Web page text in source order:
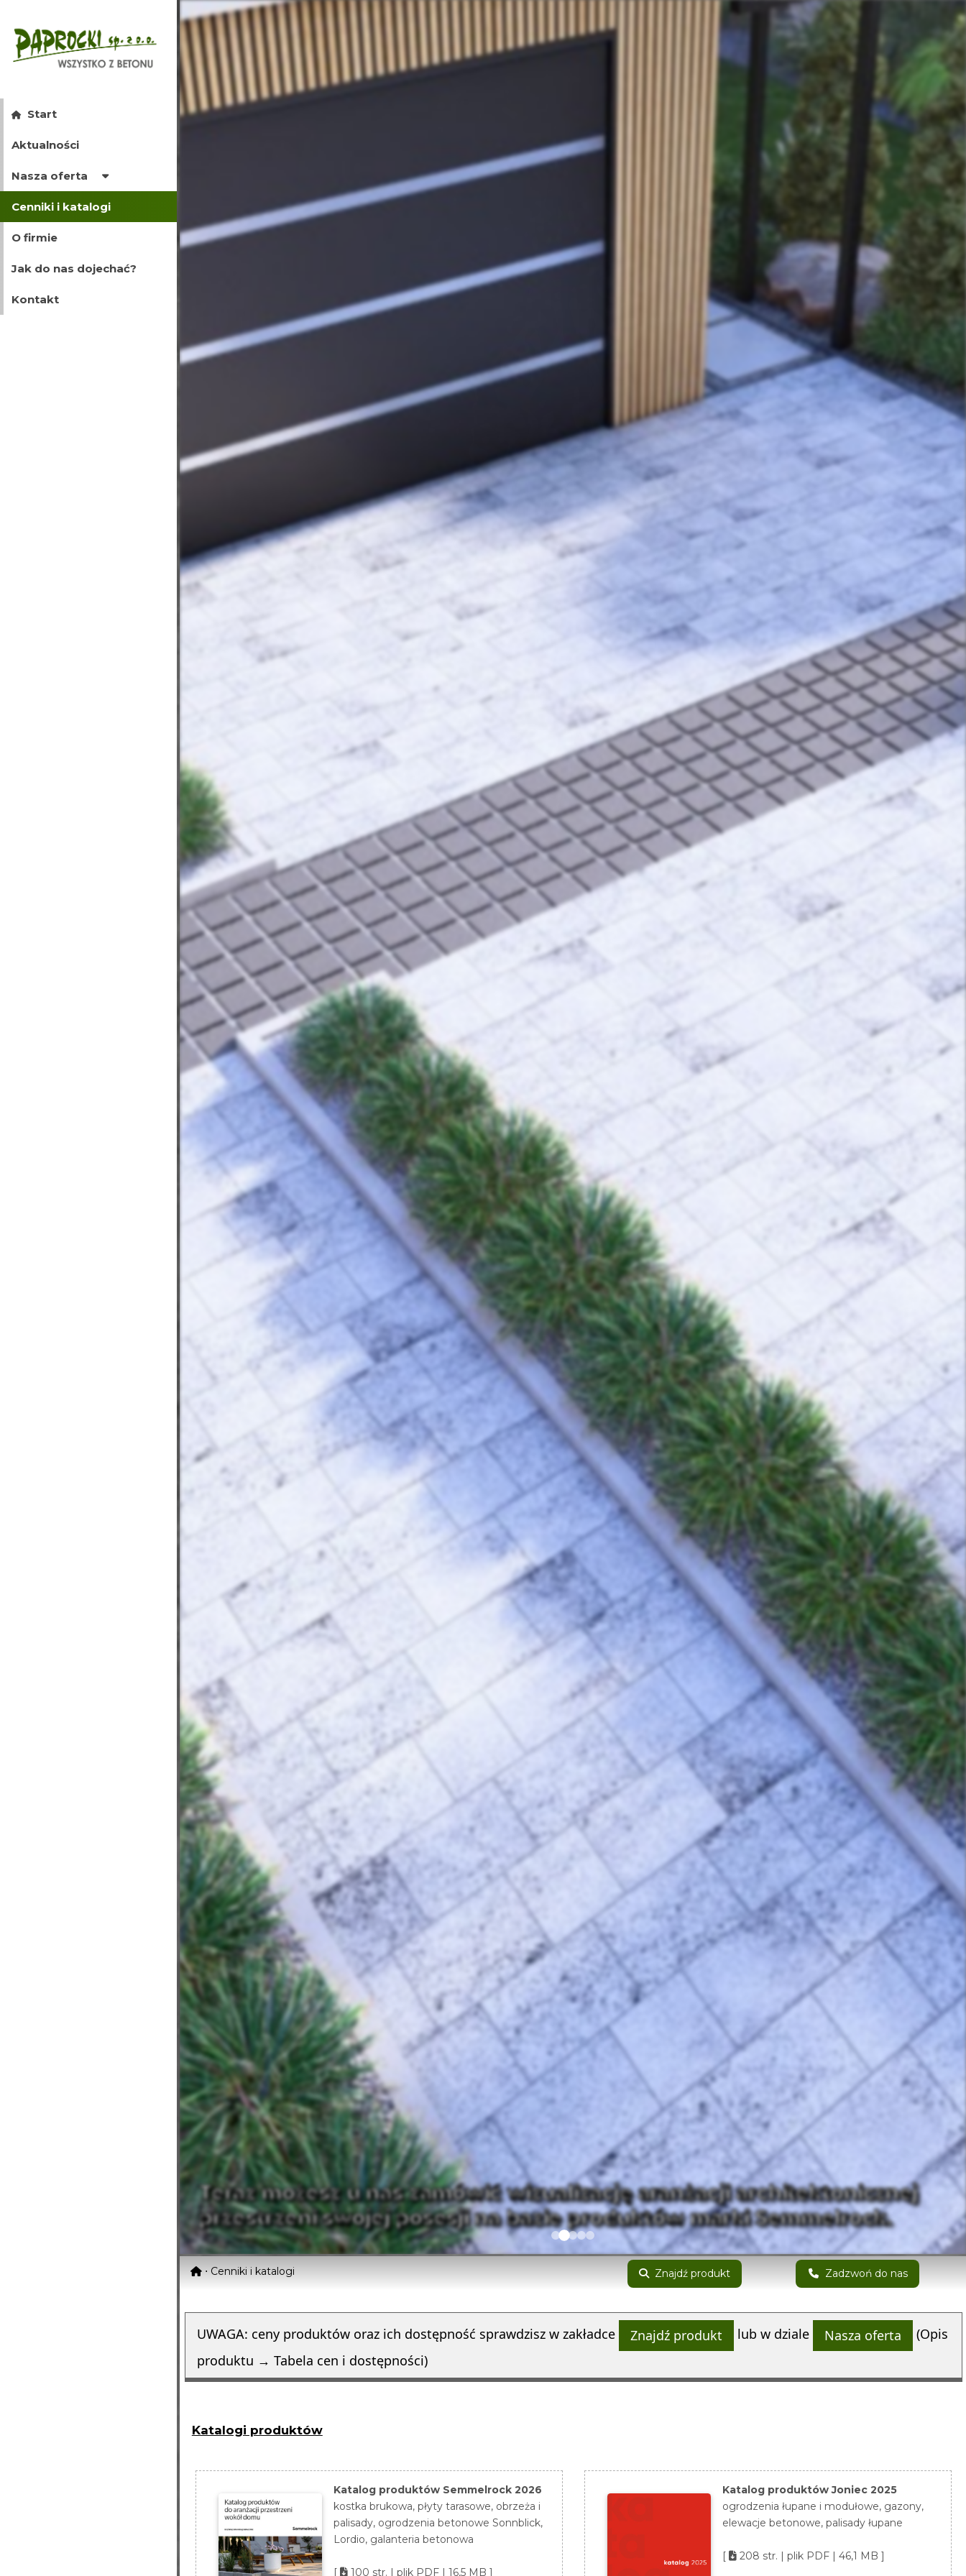
Start
Aktualności
Nasza oferta
Cenniki i katalogi
O firmie
Jak do nas dojechać?
Kontakt
Teraz możesz u nas zamówić wizualizację aranżacji architektonicznej
przestrzeni swojej posesji na bazie produktów marki Semmelrock.
⋅ Cenniki i katalogi Znajdź produkt Zadzwoń do nas
UWAGA: ceny produktów oraz ich dostępność sprawdzisz w zakładce Znajdź produkt lub w dziale Nasza oferta
(Opis
produktu → Tabela cen i dostępności)
Katalogi produktów
Katalog produktów Semmelrock 2026
kostka brukowa, płyty tarasowe, obrzeża i
palisady, ogrodzenia betonowe Sonnblick,
Lordio, galanteria betonowa
[ 100 str. | plik PDF | 16,5 MB ]
Katalog produktów Joniec 2025
ogrodzenia łupane i modułowe, gazony,
elewacje betonowe, palisady łupane
[ 208 str. | plik PDF | 46,1 MB ]